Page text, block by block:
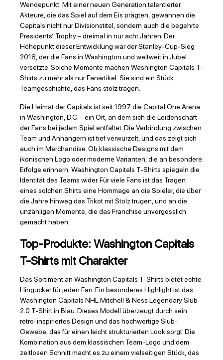
Wendepunkt: Mit einer neuen Generation talentierter
Akteure, die das Spiel auf dem Eis prägten, gewannen die
Capitals nicht nur Divisionstitel, sondern auch die begehrte
Presidents’ Trophy – dreimal in nur acht Jahren. Der
Höhepunkt dieser Entwicklung war der Stanley-Cup-Sieg
2018, der die Fans in Washington und weltweit in Jubel
versetzte. Solche Momente machen Washington Capitals T-
Shirts zu mehr als nur Fanartikel: Sie sind ein Stück
Teamgeschichte, das Fans stolz tragen.
Die Heimat der Capitals ist seit 1997 die Capital One Arena
in Washington, D.C. – ein Ort, an dem sich die Leidenschaft
der Fans bei jedem Spiel entfaltet. Die Verbindung zwischen
Team und Anhängern ist tief verwurzelt, und das zeigt sich
auch im Merchandise. Ob klassische Designs mit dem
ikonischen Logo oder moderne Varianten, die an besondere
Erfolge erinnern: Washington Capitals T-Shirts spiegeln die
Identität des Teams wider. Für viele Fans ist das Tragen
eines solchen Shirts eine Hommage an die Spieler, die über
die Jahre hinweg das Trikot mit Stolz trugen, und an die
unzähligen Momente, die das Franchise unvergesslich
gemacht haben.
Top-Produkte: Washington Capitals
T-Shirts mit Charakter
Das Sortiment an Washington Capitals T-Shirts bietet echte
Hingucker für jeden Fan. Ein besonderes Highlight ist das
Washington Capitals NHL Mitchell & Ness Legendary Slub
2.0 T-Shirt in Blau. Dieses Modell überzeugt durch sein
retro-inspiriertes Design und das hochwertige Slub-
Gewebe, das für einen leicht strukturierten Look sorgt. Die
Kombination aus dem klassischen Team-Logo und dem
zeitlosen Schnitt macht es zu einem vielseitigen Stück, das